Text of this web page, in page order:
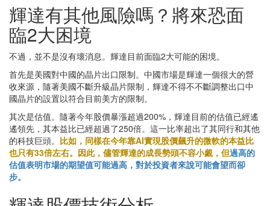
輝達有其他風險嗎？將來恐面
臨2大困境
不過，並不是沒有壞消息。輝達目前面臨2大可能的困境。
首先是美國對中國的晶片出口限制。中國市場是輝達一個很大的營
收來源，隨著美國不斷升級晶片限制，輝達不得不不斷調整出口中
國晶片的設置以符合目前美方的限制。
其次是估值。隨著今年股價暴漲超過200%，輝達目前的估值已經遙
遙領先，其本益比已經超過了250倍。這一比率超出了其同行和其他
的科技巨頭。 比如，同樣在今年靠AI實現股價飆升的微軟的本益比
也只有33倍左右。因此，儘管輝達的成長勢頭不容小覷，但過高的
估值表明市場的期望值可能過高，對於投資者來說可能會望而卻
步。